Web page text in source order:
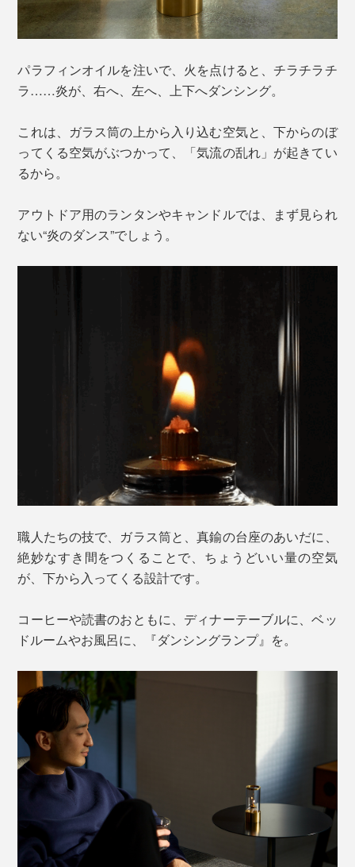
パラフィンオイルを注いで、火を点けると、チラチラチ
ラ……炎が、右へ、左へ、上下へダンシング。
これは、ガラス筒の上から入り込む空気と、下からのぼ
ってくる空気がぶつかって、「気流の乱れ」が起きてい
るから。
アウトドア用のランタンやキャンドルでは、まず見られ
ない“炎のダンス”でしょう。
職人たちの技で、ガラス筒と、真鍮の台座のあいだに、
絶妙なすき間をつくることで、ちょうどいい量の空気
が、下から入ってくる設計です。
コーヒーや読書のおともに、ディナーテーブルに、ベッ
ドルームやお風呂に、『ダンシングランプ』を。